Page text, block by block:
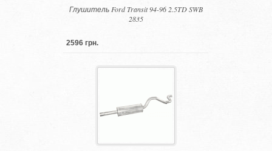
Глушитель Ford Transit 94-96 2.5TD SWB
2835
2596 грн.